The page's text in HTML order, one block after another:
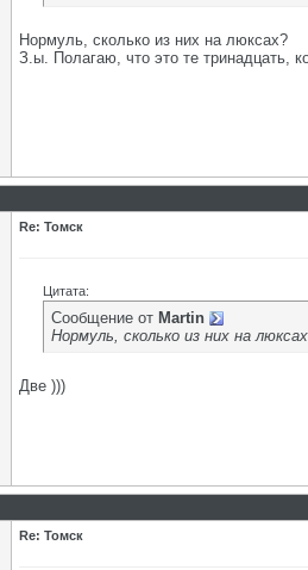
Нормуль, сколько из них на люксах?
З.ы. Полагаю, что это те тринадцать,
Re: Томск
Цитата:
Сообщение от Martin
Нормуль, сколько из них на
Две )))
Re: Томск